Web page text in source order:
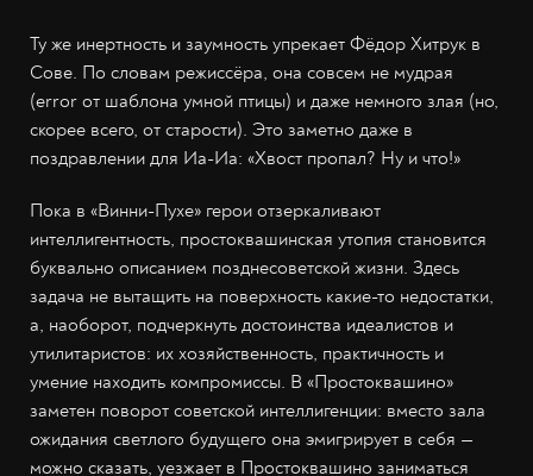
Ту же инертность и заумность упрекает Фёдор Хитрук в
Сове. По словам режиссёра, она совсем не мудрая
(error от шаблона умной птицы) и даже немного злая (но,
скорее всего, от старости). Это заметно даже в
поздравлении для Иа-Иа: «Хвост пропал? Ну и что!»
Пока в «Винни-Пухе» герои отзеркаливают
интеллигентность, простоквашинская утопия становится
буквально описанием позднесоветской жизни. Здесь
задача не вытащить на поверхность какие-то недостатки,
а, наоборот, подчеркнуть достоинства идеалистов и
утилитаристов: их хозяйственность, практичность и
умение находить компромиссы. В «Простоквашино»
заметен поворот советской интеллигенции: вместо зала
ожидания светлого будущего она эмигрирует в себя —
можно сказать, уезжает в Простоквашино заниматься